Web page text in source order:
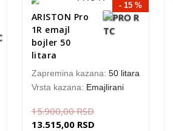
- 15 %
ARISTON Pro
1R emajl
bojler 50
litara
Zapremina kazana: 50 litara
Vrsta kazana: Emajlirani
15.900,00RSD
13.515,00 RSD